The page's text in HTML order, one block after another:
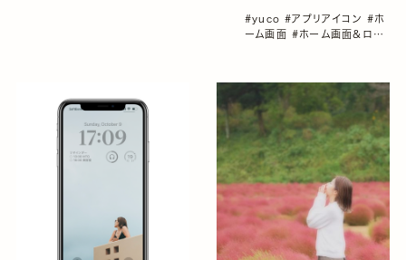
カスタマイズして設定！
便利なウィジェットアプ
#yuco#アプリアイコン #ホ
ーム画面 #ホーム画面＆ロッ